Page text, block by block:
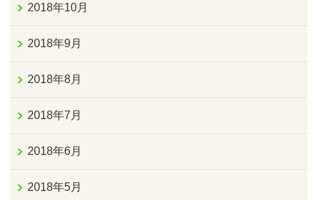
2018年10月
2018年9月
2018年8月
2018年7月
2018年6月
2018年5月